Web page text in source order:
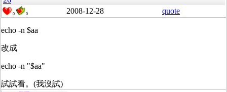
0 0 2008-12-28 quote
echo -n $aa
改成
echo -n "$aa"
試試看。(我沒試)